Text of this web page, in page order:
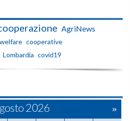
AgriNews
cooperative
Lombardia covid19
2026 »